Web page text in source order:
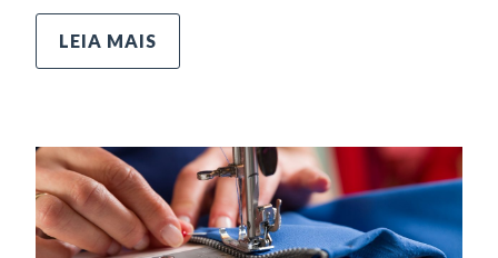
LEIA MAIS